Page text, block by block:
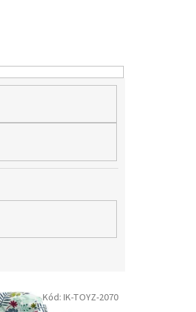
Kód: IK-TOYZ-2070